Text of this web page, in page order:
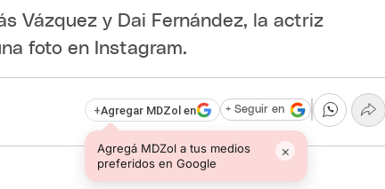
Vázquez y Dai Fernández, la actriz
foto en Instagram.
+Agregar MDZol en
Agregá MDZol a tus medios
preferidos en Google
×
+ Seguir en